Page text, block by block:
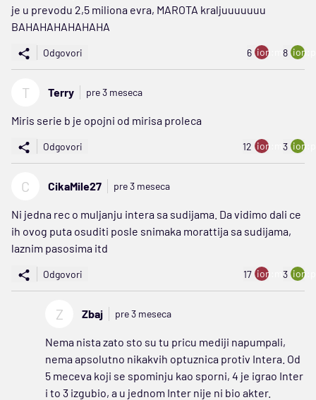
je u prevodu 2,5 miliona evra, MAROTA kraljuuuuuuu
BAHAHAHAHAHAHA
Odgovori 6 ion:minus
8
T Terry pre 3 meseca
Miris serie b je opojni od mirisa proleca
Odgovori 12 ion:minus
3
C CikaMile27 pre 3 meseca
Ni jedna rec o muljanju intera sa sudijama. Da vidimo dali ce
ih ovog puta osuditi posle snimaka morattija sa sudijama,
laznim pasosima itd
Odgovori 17 ion:minus
3
Z Zbaj pre 3 meseca
Nema nista zato sto su tu pricu mediji napumpali,
nema apsolutno nikakvih optuznica protiv Intera. Od
5 meceva koji se spominju kao sporni, 4 je igrao Inter
i to 3 izgubio, a u jednom Inter nije ni bio akter.